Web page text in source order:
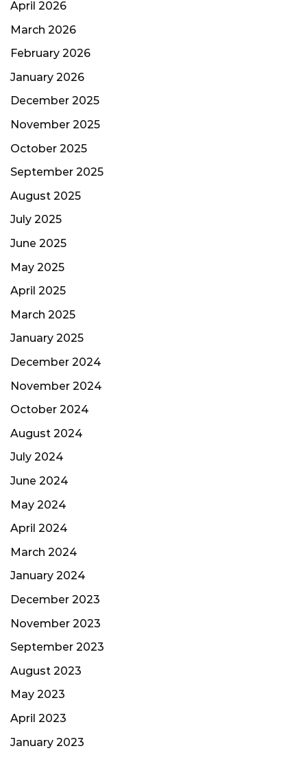
April 2026
March 2026
February 2026
January 2026
December 2025
November 2025
October 2025
September 2025
August 2025
July 2025
June 2025
May 2025
April 2025
March 2025
January 2025
December 2024
November 2024
October 2024
August 2024
July 2024
June 2024
May 2024
April 2024
March 2024
January 2024
December 2023
November 2023
September 2023
August 2023
May 2023
April 2023
January 2023